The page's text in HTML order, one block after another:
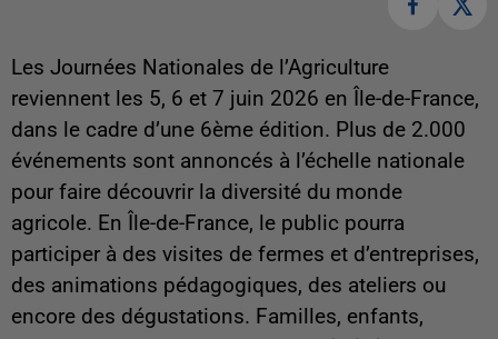
Les Journées Nationales de l’Agriculture
reviennent les 5, 6 et 7 juin 2026 en Île-de-France,
dans le cadre d’une 6ème édition. Plus de 2.000
événements sont annoncés à l’échelle nationale
pour faire découvrir la diversité du monde
agricole. En Île-de-France, le public pourra
participer à des visites de fermes et d’entreprises,
des animations pédagogiques, des ateliers ou
encore des dégustations. Familles, enfants,